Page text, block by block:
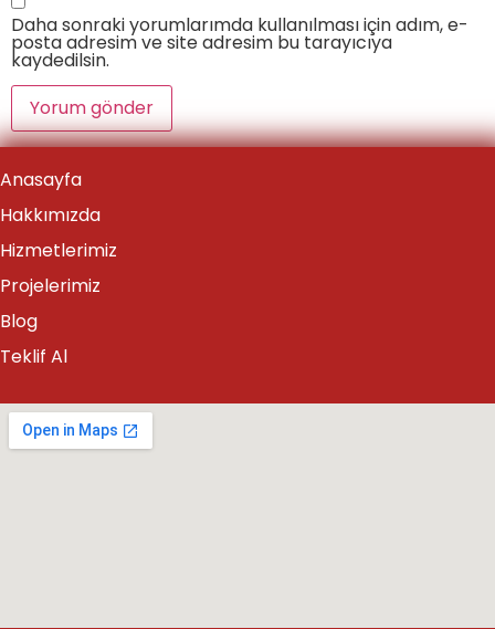
Daha sonraki yorumlarımda kullanılması için adım, e-
posta adresim ve site adresim bu tarayıcıya
kaydedilsin.
Anasayfa
Hakkımızda
Hizmetlerimiz
Projelerimiz
Blog
Teklif Al